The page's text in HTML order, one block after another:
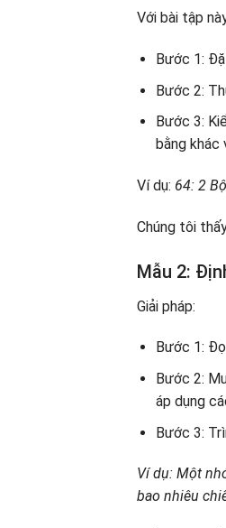
Với bài tập
Bước 1:
Bước 2:
Bước 3:
bằng khác
Ví dụ: 64: 2
Chúng tôi
Mẫu 2:
Giải pháp:
Bước 1:
Bước 2:
áp dụng
Bước 3:
Ví dụ: Một
bao nhiêu